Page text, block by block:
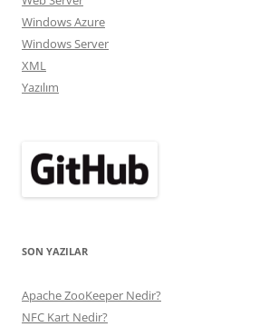
Windows Azure
Windows Server
XML
Yazılım
SON YAZILAR
Apache ZooKeeper Nedir?
NFC Kart Nedir?